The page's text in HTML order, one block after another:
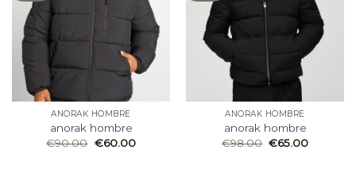
ANORAK HOMBRE
anorak hombre
€90.00 €60.00
ANORAK HOMBRE
anorak hombre
€98.00 €65.00